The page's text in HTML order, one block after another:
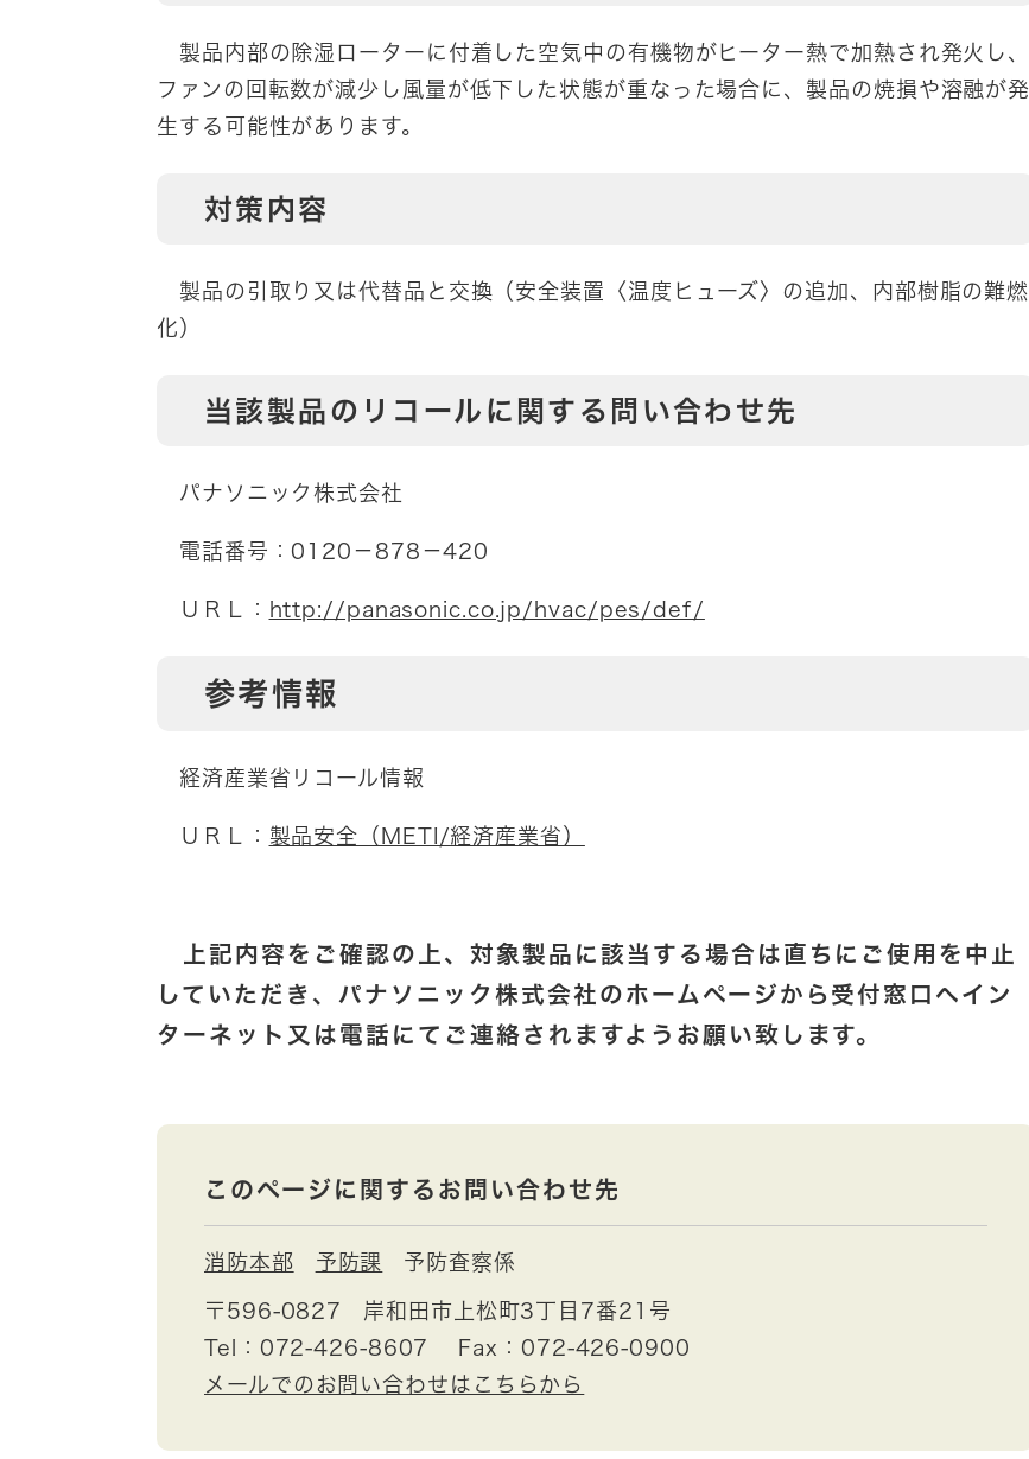
製品内部の除湿ローターに付着した空気中の有機物がヒーター熱で加熱され発火し、
ファンの回転数が減少し風量が低下した状態が重なった場合に、製品の焼損や溶融が発
生する可能性があります。
対策内容
製品の引取り又は代替品と交換（安全装置〈温度ヒューズ〉の追加、内部樹脂の難燃
化）
当該製品のリコールに関する問い合わせ先
パナソニック株式会社
電話番号：0120－878－420
ＵＲＬ： http://panasonic.co.jp/hvac/pes/def/
参考情報
経済産業省リコール情報
ＵＲＬ： 製品安全（METI/経済産業省）
上記内容をご確認の上、対象製品に該当する場合は直ちにご使用を中止
していただき、パナソニック株式会社のホームページから受付窓口へイン
ターネット又は電話にてご連絡されますようお願い致します。
このページに関するお問い合わせ先
消防本部 予防課 予防査察係
〒596-0827
岸和田市上松町3丁目7番21号
Tel：072-426-8607
Fax：072-426-0900
メールでのお問い合わせはこちらから